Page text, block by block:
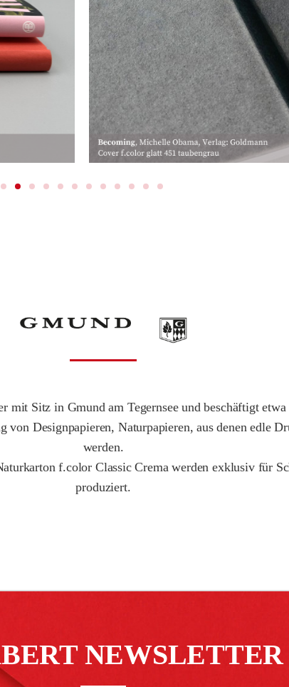
mit Sitz in Gmund am Tegernsee und beschäftigt
Designpapieren, Naturpapieren, aus denen edle
werden.
f.color Classic Crema werden exklusiv für
produziert.
NEWSLETTER